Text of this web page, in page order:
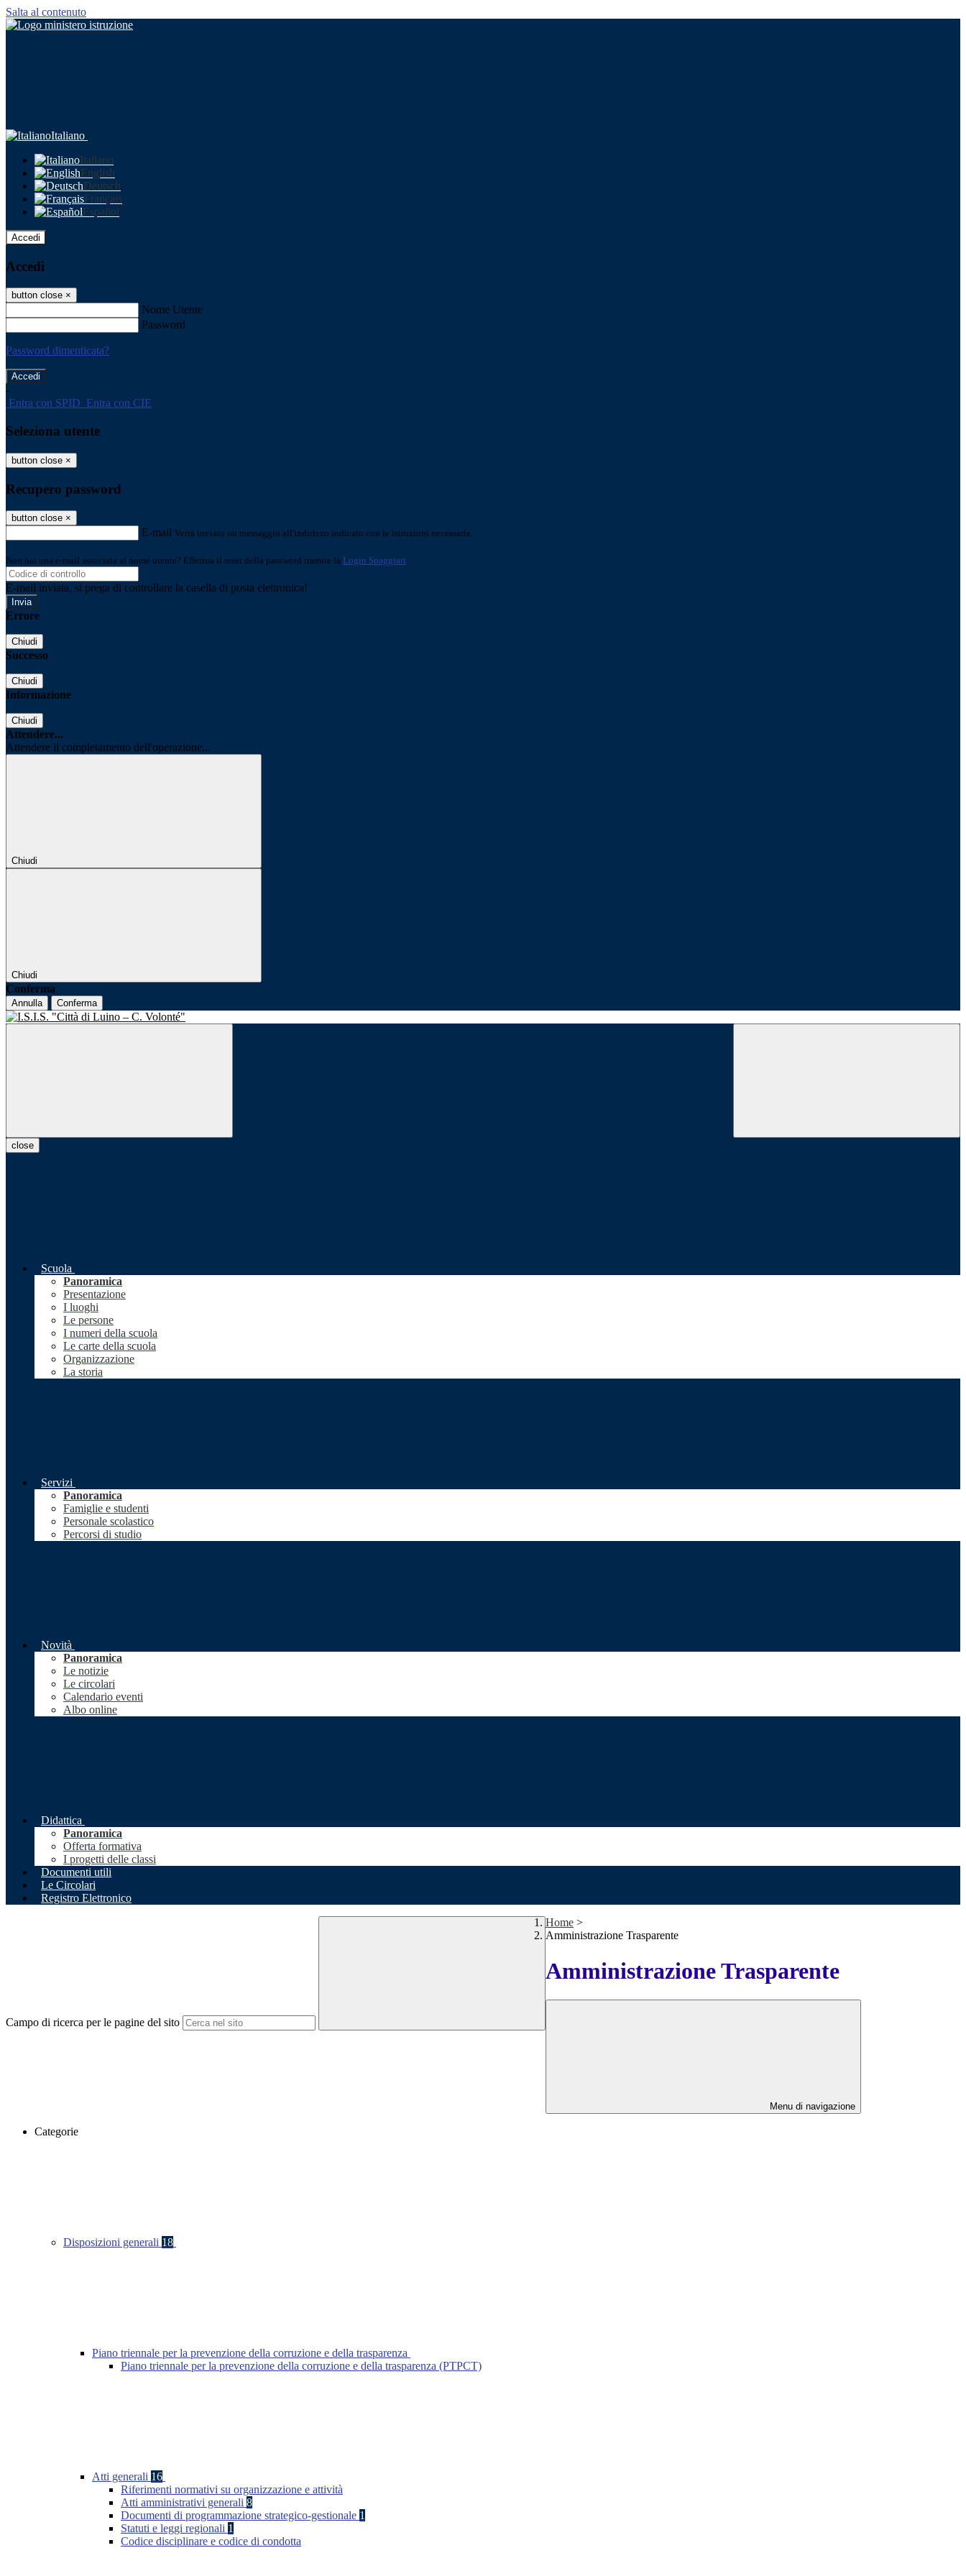
Salta al contenuto
Italiano
Italiano
English
Deutsch
Français
Español
Accedi
Accedi
button close ×
Nome Utente
Password
Password dimenticata?
-
Entra con SPID Entra con CIE
Seleziona utente
button close ×
Recupero password
button close ×
E-mail Verrà inviato un messaggio all'indirizzo indicato con le istruzioni necessarie.
Non hai una e-mail associata al nome utente? Effettua il reset della password tramite la Login Spaggiari
E-mail inviata, si prega di controllare la casella di posta elettronica!
Errore
Chiudi
Successo
Chiudi
Informazione
Chiudi
Attendere...
Attendere il completamento dell'operazione...
Chiudi
Chiudi
Conferma
Annulla Conferma
close
Scuola
Panoramica
Presentazione
I luoghi
Le persone
I numeri della scuola
Le carte della scuola
Organizzazione
La storia
Servizi
Panoramica
Famiglie e studenti
Personale scolastico
Percorsi di studio
Novità
Panoramica
Le notizie
Le circolari
Calendario eventi
Albo online
Didattica
Panoramica
Offerta formativa
I progetti delle classi
Documenti utili
Le Circolari
Registro Elettronico
Campo di ricerca per le pagine del sito
Home >
Amministrazione Trasparente
Amministrazione Trasparente
Menu di navigazione
Categorie
Disposizioni generali 18
Piano triennale per la prevenzione della corruzione e della trasparenza
Piano triennale per la prevenzione della corruzione e della trasparenza (PTPCT)
Atti generali 16
Riferimenti normativi su organizzazione e attività
Atti amministrativi generali 8
Documenti di programmazione strategico-gestionale 1
Statuti e leggi regionali 1
Codice disciplinare e codice di condotta